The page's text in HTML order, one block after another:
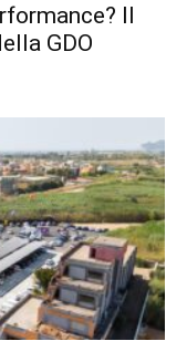
Il
GDO